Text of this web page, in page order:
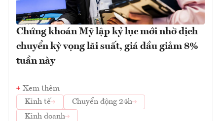
Chứng khoán Mỹ lập kỷ lục mới nhờ dịch
chuyển kỳ vọng lãi suất, giá dầu giảm 8%
tuần này
Xem thêm
Kinh tế
Chuyển động 24h
Kinh doanh